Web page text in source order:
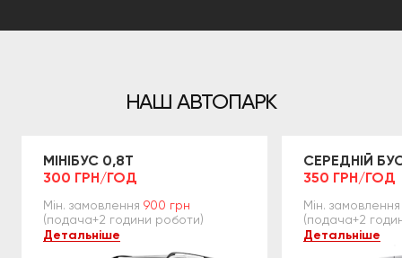
НАШ АВТОПАРК
Детальніше
МІНІБУС 0,8Т
300 ГРН/ГОД
Мін. замовлення 900 грн
(подача+2 години роботи)
Детальніше
СЕРЕДНІЙ
350 ГРН/ГОД
Мін. замовлення
(подача+2